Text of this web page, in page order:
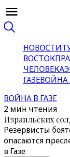
НОВОСТИ
ВОСТОК
ЧЕЛОВЕКА
ГАЗЕВОЙНА
ВОЙНА В ГАЗЕ
2 мин чтения
Израильских
Резервисты
опасаются
в Газе